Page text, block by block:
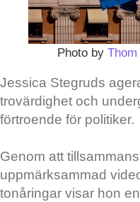
Photo by
Jessica Stegruds
trovärdighet och
förtroende för politiker.
Genom att
uppmärksammad
tonåringar visar hon